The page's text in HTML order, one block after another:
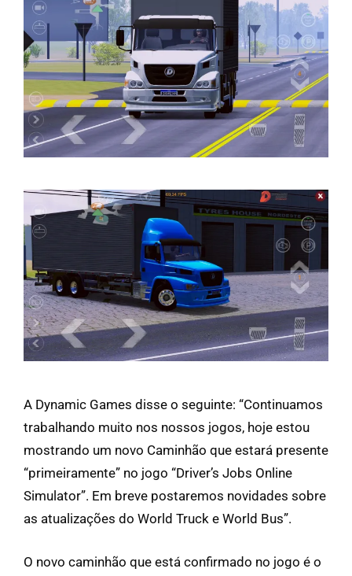
A Dynamic Games disse o seguinte: “Continuamos
trabalhando muito nos nossos jogos, hoje estou
mostrando um novo Caminhão que estará presente
“primeiramente” no jogo “Driver’s Jobs Online
Simulator”. Em breve postaremos novidades sobre
as atualizações do World Truck e World Bus”.
O novo caminhão que está confirmado no jogo é o